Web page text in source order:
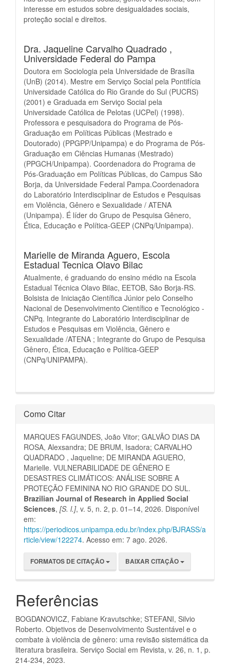
interesse em estudos sobre desigualdades sociais,
proteção social e direitos.
Dra. Jaqueline Carvalho Quadrado ,
Universidade Federal do Pampa
Doutora em Sociologia pela Universidade de Brasília
(UnB) (2014). Mestre em Serviço Social pela Pontifícia
Universidade Católica do Rio Grande do Sul (PUCRS)
(2001) e Graduada em Serviço Social pela
Universidade Católica de Pelotas (UCPel) (1998).
Professora e pesquisadora do Programa de Pós-
Graduação em Políticas Públicas (Mestrado e
Doutorado) (PPGPP/Unipampa) e do Programa de Pós-
Graduação em Ciências Humanas (Mestrado)
(PPGCH/Unipampa). Coordenadora do Programa de
Pós-Graduação em Políticas Públicas, do Campus São
Borja, da Universidade Federal Pampa.Coordenadora
do Laboratório Interdisciplinar de Estudos e Pesquisas
em Violência, Gênero e Sexualidade / ATENA
(Unipampa). É líder do Grupo de Pesquisa Gênero,
Ética, Educação e Política-GEEP (CNPq/Unipampa).
Marielle de Miranda Aguero, Escola
Estadual Tecnica Olavo Bilac
Atualmente, é graduando do ensino médio na Escola
Estadual Técnica Olavo Bilac, EETOB, São Borja-RS.
Bolsista de Iniciação Científica Júnior pelo Conselho
Nacional de Desenvolvimento Científico e Tecnológico -
CNPq. Integrante do Laboratório Interdisciplinar de
Estudos e Pesquisas em Violência, Gênero e
Sexualidade /ATENA ; Integrante do Grupo de Pesquisa
Gênero, Ética, Educação e Política-GEEP
(CNPq/UNIPAMPA).
Como Citar
MARQUES FAGUNDES, João Vitor; GALVÃO DIAS DA
ROSA, Alexsandra; DE BRUM, Isadora; CARVALHO
QUADRADO , Jaqueline; DE MIRANDA AGUERO,
Marielle. VULNERABILIDADE DE GÊNERO E
DESASTRES CLIMÁTICOS: ANÁLISE SOBRE A
PROTEÇÃO FEMININA NO RIO GRANDE DO SUL.
Brazilian Journal of Research in Applied Social
Sciences, [S. l.], v. 5, n. 2, p. 01–14, 2026. Disponível
em:
https://periodicos.unipampa.edu.br/index.php/BJRASS/a
rticle/view/122274. Acesso em: 7 ago. 2026.
FORMATOS DE CITAÇÃO BAIXAR CITAÇÃO
Referências
BOGDANOVICZ, Fabiane Kravutschke; STEFANI, Silvio
Roberto. Objetivos de Desenvolvimento Sustentável e o
combate à violência de gênero: uma revisão sistemática da
literatura brasileira. Serviço Social em Revista, v. 26, n. 1, p.
214-234, 2023.